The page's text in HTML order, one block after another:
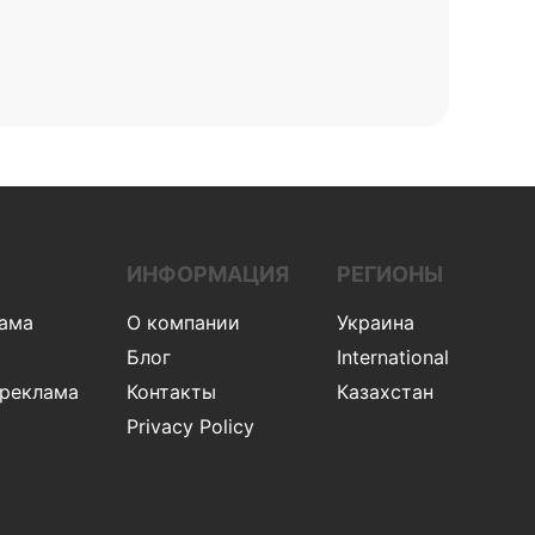
ИНФОРМАЦИЯ
О компании
Блог
Контакты
Privacy Policy
РЕГИОНЫ
Украина
International
Казахстан